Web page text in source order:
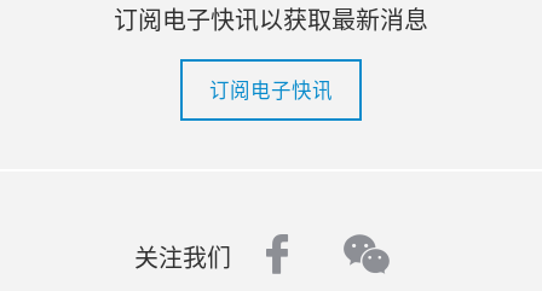
订阅电子快讯以获取最新消息
订阅电子快讯
关注我们 facebook
wechat